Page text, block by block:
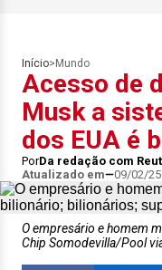
Início> Mundo
Acesso de
Musk a
dos EUA é
PorDa redação com
Atualizado em
09/02/25
O empresário e homem
Chip Somodevilla/Pool